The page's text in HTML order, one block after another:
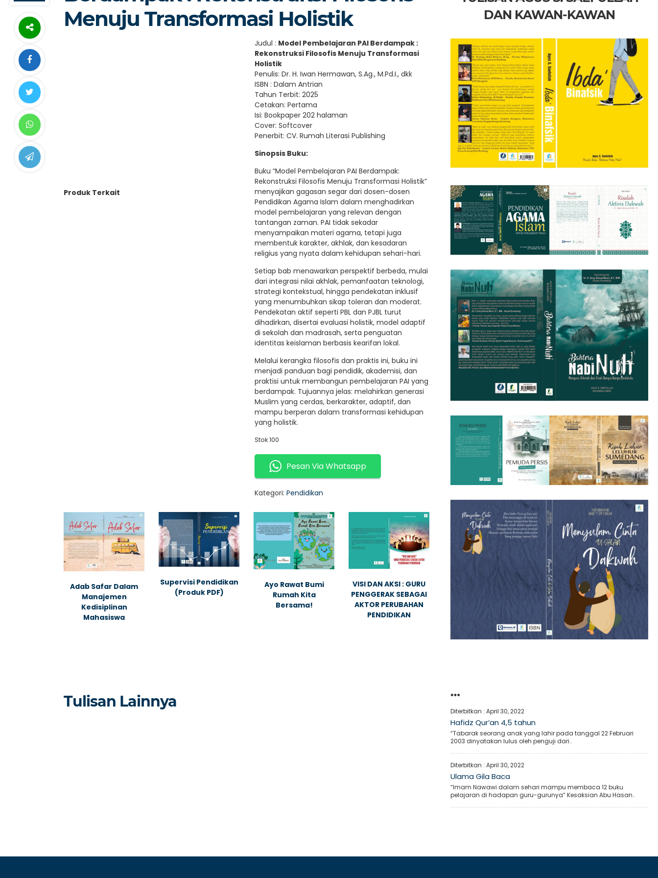
Menuju Transformasi Holistik
Judul : Model Pembelajaran PAI Berdampak :
Rekonstruksi Filosofis Menuju Transformasi
Holistik
Penulis: Dr. H. Iwan Hermawan, S.Ag., M.Pd.I., dkk
ISBN : Dalam Antrian
Tahun Terbit: 2025
Cetakan: Pertama
Isi: Bookpaper 202 halaman
Cover: Softcover
Penerbit: CV. Rumah Literasi Publishing
Sinopsis Buku:
Buku “Model Pembelajaran PAI Berdampak:
Rekonstruksi Filosofis Menuju Transformasi Holistik”
menyajikan gagasan segar dari dosen-dosen
Pendidikan Agama Islam dalam menghadirkan
model pembelajaran yang relevan dengan
tantangan zaman. PAI tidak sekadar
menyampaikan materi agama, tetapi juga
membentuk karakter, akhlak, dan kesadaran
religius yang nyata dalam kehidupan sehari-hari.
Setiap bab menawarkan perspektif berbeda, mulai
dari integrasi nilai akhlak, pemanfaatan teknologi,
strategi kontekstual, hingga pendekatan inklusif
yang menumbuhkan sikap toleran dan moderat.
Pendekatan aktif seperti PBL dan PJBL turut
dihadirkan, disertai evaluasi holistik, model adaptif
di sekolah dan madrasah, serta penguatan
identitas keislaman berbasis kearifan lokal.
Melalui kerangka filosofis dan praktis ini, buku ini
menjadi panduan bagi pendidik, akademisi, dan
praktisi untuk membangun pembelajaran PAI yang
berdampak. Tujuannya jelas: melahirkan generasi
Muslim yang cerdas, berkarakter, adaptif, dan
mampu berperan dalam transformasi kehidupan
yang holistik.
Stok 100
Pesan Via Whatsapp
Kategori:Pendidikan
Produk Terkait
Adab Safar Dalam
Manajemen
Kedisiplinan
Mahasiswa
Supervisi Pendidikan
(Produk PDF)
Ayo Rawat Bumi
Rumah Kita
Bersama!
VISI DAN AKSI : GURU
PENGGERAK SEBAGAI
AKTOR PERUBAHAN
PENDIDIKAN
Tulisan Lainnya
DAN KAWAN-KAWAN
…
Diterbitkan :April 30, 2022
Hafidz Qur’an 4,5 tahun
“Tabarak seorang anak yang lahir pada tanggal 22 Februari
2003 dinyatakan lulus oleh penguji dari..
Diterbitkan :April 30, 2022
Ulama Gila Baca
“Imam Nawawi dalam sehari mampu membaca 12 buku
pelajaran di hadapan guru-gurunya” Kesaksian Abu Hasan..